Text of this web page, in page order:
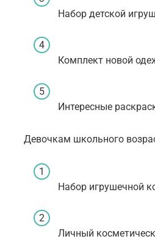
Набор детской
Комплект новой
Интересные
Девочкам школьного
Набор игрушечной
Личный